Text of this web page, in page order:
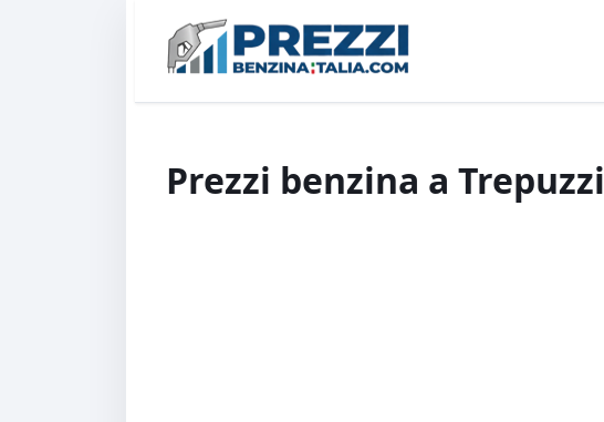
Prezzi benzina a Trepuzzi